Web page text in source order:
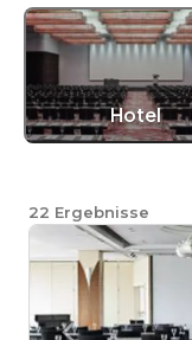
Hotel
22 Ergebnisse